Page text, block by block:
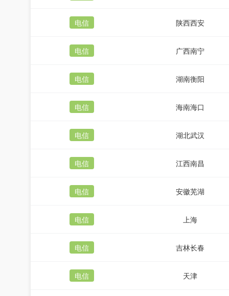
电信 陕西西安
电信 广西南宁
电信 湖南衡阳
电信 海南海口
电信 湖北武汉
电信 江西南昌
电信 安徽芜湖
电信 上海
电信 吉林长春
电信 天津